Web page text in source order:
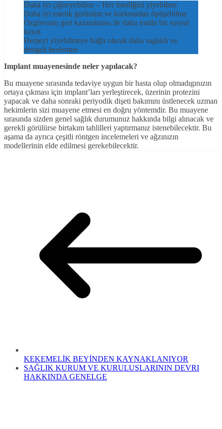
Daha iyi çiğneyebilme – Her istediğini yiyebilme
Daha iyi estetik görünüm ve korkmadan öpüşebilme
Özgüvenin geri kazanılması ile daha mutlu bir sosyal
hayat
Herşeyi yiyebilmeye bağlı olarak daha saglıklı ve
dengeli beslenme
Implant muayenesinde neler yapılacak?
Bu muayene sırasında tedaviye uygun bir hasta olup olmadıgınızın
ortaya çıkması için implant’ları yerleştirecek, üzerinin protezini
yapacak ve daha sonraki periyodik dişeti bakımını üstlenecek uzman
hekimlerin sizi muayene etmesi en doğru yöntemdir. Bu muayene
sırasında sizden genel sağlık durumunuz hakkında bilgi alınacak ve
gerekli görülürse birtakım tahlilleri yaptırmanız istenebilecektir. Bu
aşama da ayrıca çeşitli röntgen incelemeleri ve ağzınızın
modellerinin elde edilmesi gerekebilecektir.
KEKEMELİK BEYİNDEN KAYNAKLANIYOR
SAĞLIK KURUM VE KURULUŞLARININ DEVRI
HAKKINDA GENELGE